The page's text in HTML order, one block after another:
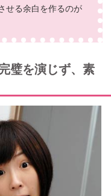
せる余白を作るのが
璧を演じず、素